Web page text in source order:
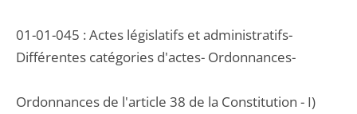
01-01-045 : Actes législatifs et administratifs-
Différentes catégories d'actes- Ordonnances-
Ordonnances de l'article 38 de la Constitution - I)